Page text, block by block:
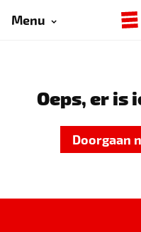
Menu
Oeps, er is
Doorgaan